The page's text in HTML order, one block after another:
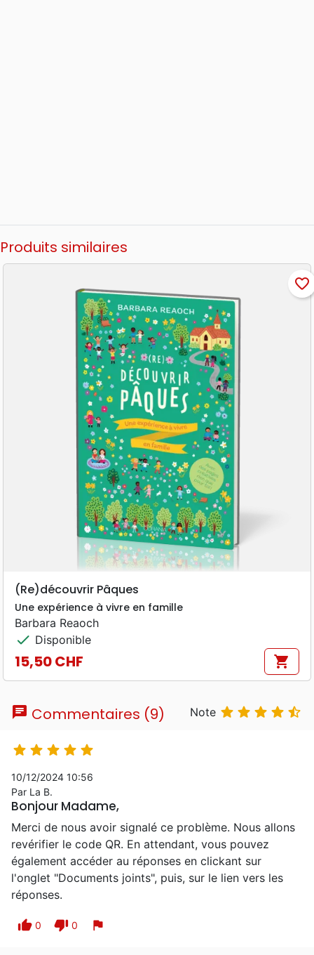
Produits similaires
favorite_border
(Re)découvrir Pâques
Une expérience à vivre en famille
Barbara Reaoch
check Disponible
Prix
15,50 CHF shopping_cart
chat Commentaires (9) Note     
    
10/12/2024 10:56
Par La B.
Bonjour Madame,
Merci de nous avoir signalé ce problème. Nous allons
revérifier le code QR. En attendant, vous pouvez
également accéder au réponses en clickant sur
l'onglet "Documents joints", puis, sur le lien vers les
réponses.
thumb_up 0 thumb_down 0 flag